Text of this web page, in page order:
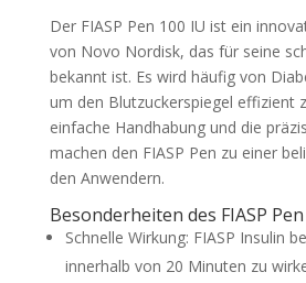
Der FIASP Pen 100 IU ist ein
von Novo Nordisk, das für seine
bekannt ist. Es wird häufig von
um den Blutzuckerspiegel effizient
einfache Handhabung und die
machen den FIASP Pen zu einer
den Anwendern.
Besonderheiten des FIASP
Schnelle Wirkung: FIASP Insulin
innerhalb von 20 Minuten zu